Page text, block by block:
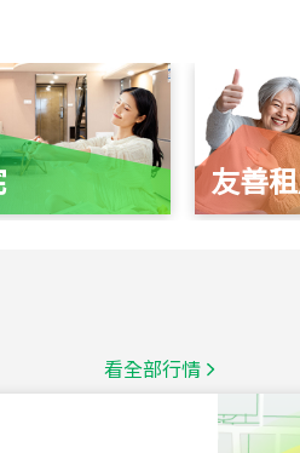
友善
看全部行情
台北市中山區長春路